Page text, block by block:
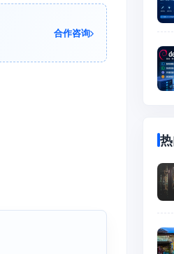
合作咨询